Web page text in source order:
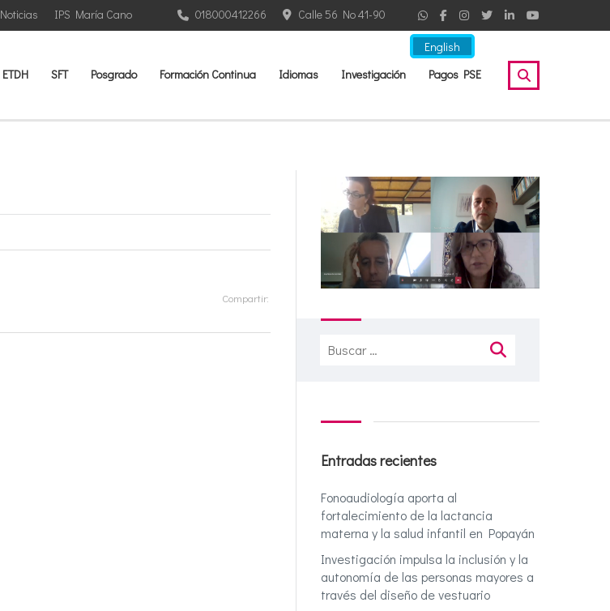
English
IPS María Cano
Noticias Calle 56 No 41-90
018000412266
ETDH SFT Posgrado Formación Continua Idiomas Investigación Pagos PSE
Compartir:
Buscar:
Entradas recientes
Fonoaudiología aporta al
fortalecimiento de la lactancia
materna y la salud infantil en Popayán
Investigación impulsa la inclusión y la
autonomía de las personas mayores a
través del diseño de vestuario